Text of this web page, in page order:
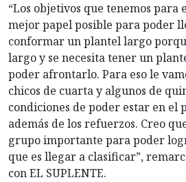
“Los objetivos que tenemos para
mejor papel posible para poder
conformar un plantel largo
largo y se necesita tener un
poder afrontarlo. Para eso le
chicos de cuarta y algunos de
condiciones de poder estar en
además de los refuerzos. Creo
grupo importante para poder
que es llegar a clasificar”,
con EL SUPLENTE.